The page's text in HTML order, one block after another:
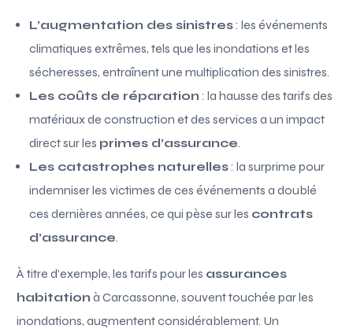
L’augmentation des sinistres: les événements
climatiques extrêmes, tels que les inondations et les
sécheresses, entraînent une multiplication des sinistres.
Les coûts de réparation : la hausse des tarifs des
matériaux de construction et des services a un impact
direct sur les primes d’assurance.
Les catastrophes naturelles: la surprime pour
indemniser les victimes de ces événements a doublé
ces dernières années, ce qui pèse sur les contrats
d’assurance.
À titre d’exemple, les tarifs pour les assurances
habitation à Carcassonne, souvent touchée par les
inondations, augmentent considérablement. Un